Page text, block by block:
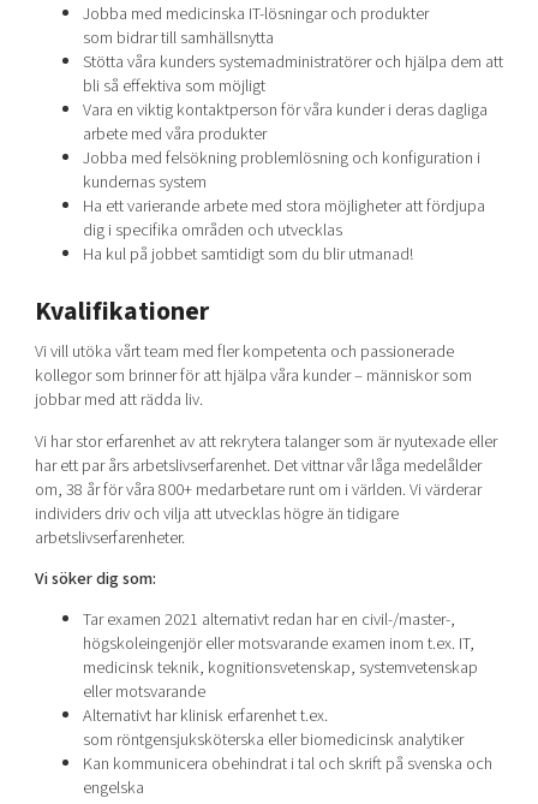
Jobba med medicinska IT-lösningar och produkter
som bidrar till samhällsnytta
Stötta våra kunders systemadministratörer och hjälpa dem att
bli så effektiva som möjligt
Vara en viktig kontaktperson för våra kunder i deras dagliga
arbete med våra produkter
Jobba med felsökning problemlösning och konfiguration i
kundernas system
Ha ett varierande arbete med stora möjligheter att fördjupa
dig i specifika områden och utvecklas
Ha kul på jobbet samtidigt som du blir utmanad!
Kvalifikationer
Vi vill utöka vårt team med fler kompetenta och passionerade
kollegor som brinner för att hjälpa våra kunder – människor som
jobbar med att rädda liv.
Vi har stor erfarenhet av att rekrytera talanger som är nyutexade eller
har ett par års arbetslivserfarenhet. Det vittnar vår låga medelålder
om, 38 år för våra 800+ medarbetare runt om i världen. Vi värderar
individers driv och vilja att utvecklas högre än tidigare
arbetslivserfarenheter.
Vi söker dig som:
Tar examen 2021 alternativt redan har en civil-/master-,
högskoleingenjör eller motsvarande examen inom t.ex. IT,
medicinsk teknik, kognitionsvetenskap, systemvetenskap
eller motsvarande
Alternativt har klinisk erfarenhet t.ex.
som röntgensjuksköterska eller biomedicinsk analytiker
Kan kommunicera obehindrat i tal och skrift på svenska och
engelska